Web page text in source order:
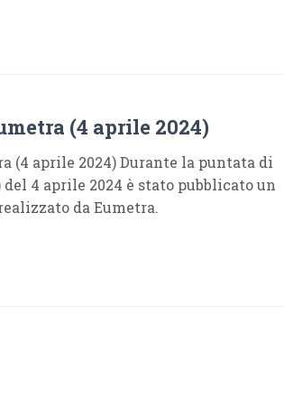
(4 aprile 2024)
(4 aprile 2024) Durante la puntata di
4 aprile 2024 è stato pubblicato un
da Eumetra.